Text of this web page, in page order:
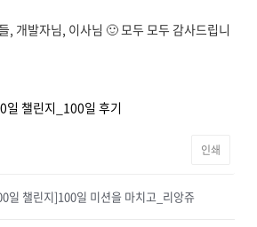
, 개발자님, 이사님 🙂 모두 모두 감사드립니
일 챌린지_100일 후기
인쇄
일 챌린지]100일 미션을 마치고_리앙쥬